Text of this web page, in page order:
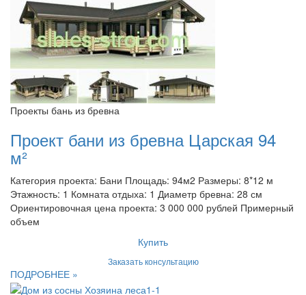
Проекты бань из бревна
Проект бани из бревна Царская 94
м²
Категория проекта: Бани Площадь: 94м2 Размеры: 8*12 м
Этажность: 1 Комната отдыха: 1 Диаметр бревна: 28 см
Ориентировочная цена проекта: 3 000 000 рублей Примерный
объем
Купить
Заказать консультацию
ПОДРОБНЕЕ »